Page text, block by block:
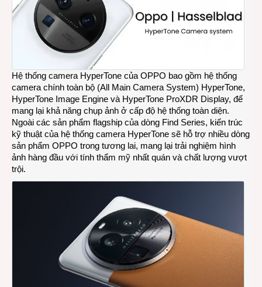
Hệ thống camera HyperTone của OPPO bao gồm hệ thống
camera chính toàn bộ (All Main Camera System) HyperTone,
HyperTone Image Engine và HyperTone ProXDR Display, để
mang lại khả năng chụp ảnh ở cấp độ hệ thống toàn diện.
Ngoài các sản phẩm flagship của dòng Find Series, kiến trúc
kỹ thuật của hệ thống camera HyperTone sẽ hỗ trợ nhiều dòng
sản phẩm OPPO trong tương lai, mang lại trải nghiệm hình
ảnh hàng đầu với tính thẩm mỹ nhất quán và chất lượng vượt
trội.